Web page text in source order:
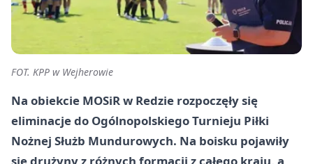
FOT. KPP w Wejherowie
Na obiekcie MOSiR w Redzie rozpoczęły się
eliminacje do Ogólnopolskiego Turnieju Piłki
Nożnej Służb Mundurowych. Na boisku pojawiły
się drużyny z różnych formacji z całego kraju, a